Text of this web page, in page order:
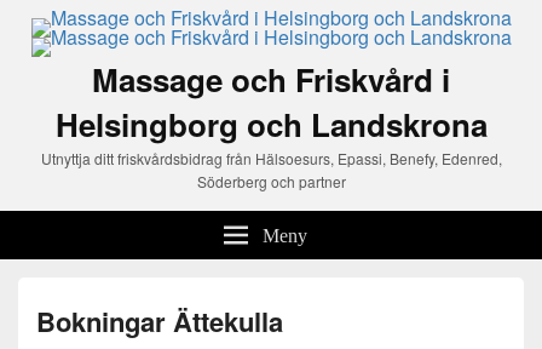
Massage och Friskvård i
Helsingborg och Landskrona
Utnyttja ditt friskvårdsbidrag från Hälsoesurs, Epassi, Benefy, Edenred,
Söderberg och partner
Meny
Bokningar Ättekulla